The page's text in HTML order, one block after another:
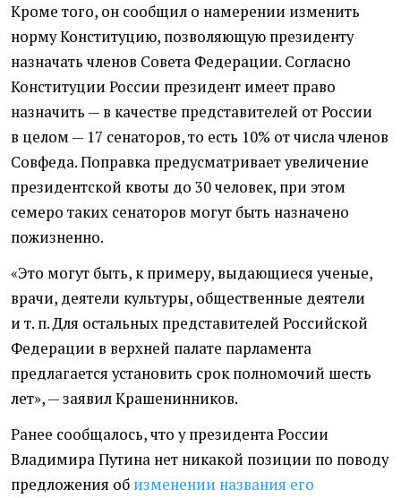
Кроме того, он сообщил о намерении изменить
норму Конституцию, позволяющую президенту
назначать членов Совета Федерации. Согласно
Конституции России президент имеет право
назначить — в качестве представителей от России
в целом — 17 сенаторов, то есть 10% от числа членов
Совфеда. Поправка предусматривает увеличение
президентской квоты до 30 человек, при этом
семеро таких сенаторов могут быть назначено
пожизненно.
«Это могут быть, к примеру, выдающиеся ученые,
врачи, деятели культуры, общественные деятели
и т. п.Для остальных представителей Российской
Федерации в верхней палате парламента
предлагается установить срок полномочий шесть
лет», — заявил Крашенинников.
Ранее сообщалось, что у президента России
Владимира Путина нет никакой позиции по поводу
предложения об изменении названия его